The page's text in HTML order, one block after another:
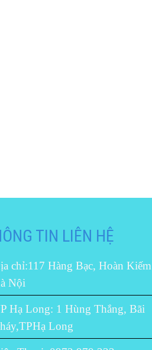
TIN LIÊN HỆ
chỉ:117 Hàng Bạc, Hoàn Kiếm
Nội
Hạ Long: 1 Hùng Thắng, Bãi
Long